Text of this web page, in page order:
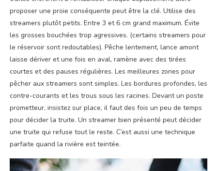
proposer une proie conséquente peut être la clé. Utilise des
streamers plutôt petits. Entre 3 et 6 cm grand maximum. Évite
les grosses bouchées trop agressives. (certains streamers pour
le réservoir sont redoutables). Pêche lentement, lance amont
laisse dériver et une fois en aval, ramène avec des tirées
courtes et des pauses régulières. Les meilleures zones pour
pêcher aux streamers sont simples. Les bordures profondes, les
contre-courants et les trous sous les racines. Devant un poste
prometteur, insistez sur place, il faut des fois un peu de temps
pour décider la truite. Un streamer bien présenté peut décider
une truite qui refuse tout le reste. C’est aussi une technique
parfaite quand la rivière est teintée.